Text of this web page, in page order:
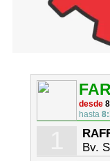
desde
hasta
Bv.